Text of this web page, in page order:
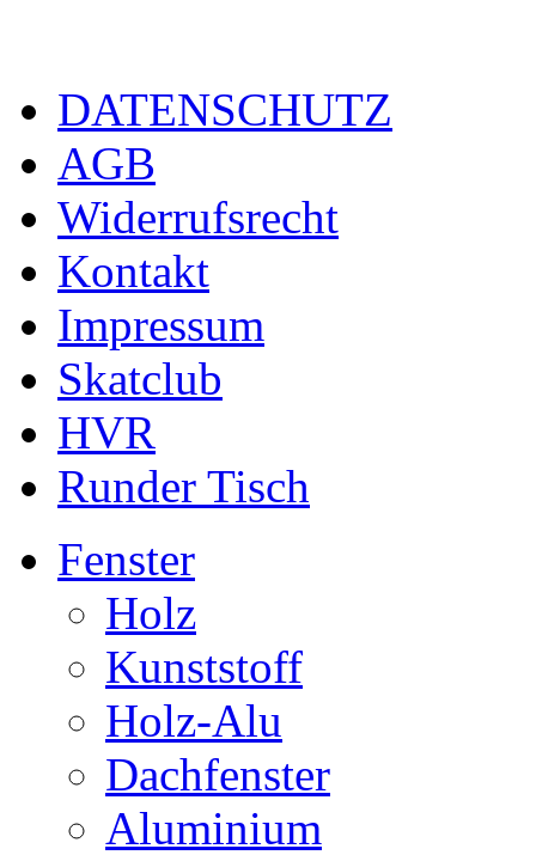
DATENSCHUTZ
AGB
Widerrufsrecht
Kontakt
Impressum
Skatclub
HVR
Runder Tisch
Fenster
Holz
Kunststoff
Holz-Alu
Dachfenster
Aluminium